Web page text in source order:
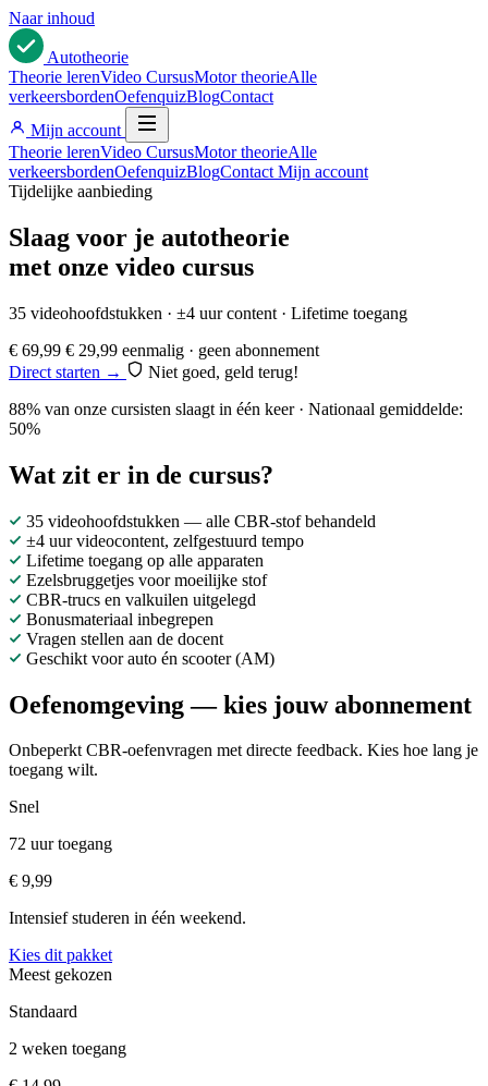
Naar inhoud
Autotheorie
Theorie lerenVideo CursusMotor theorieAlle
verkeersbordenOefenquizBlogContact
Mijn account
Theorie lerenVideo CursusMotor theorieAlle
verkeersbordenOefenquizBlogContact Mijn account
Tijdelijke aanbieding
Slaag voor je autotheorie
met onze video cursus
35 videohoofdstukken · ±4 uur content · Lifetime toegang
€ 69,99 € 29,99 eenmalig · geen abonnement
Direct starten →
Niet goed, geld terug!
88% van onze cursisten slaagt in één keer · Nationaal gemiddelde:
50%
Wat zit er in de cursus?
35 videohoofdstukken — alle CBR-stof behandeld
±4 uur videocontent, zelfgestuurd tempo
Lifetime toegang op alle apparaten
Ezelsbruggetjes voor moeilijke stof
CBR-trucs en valkuilen uitgelegd
Bonusmateriaal inbegrepen
Vragen stellen aan de docent
Geschikt voor auto én scooter (AM)
Oefenomgeving — kies jouw abonnement
Onbeperkt CBR-oefenvragen met directe feedback. Kies hoe lang je
toegang wilt.
Snel
72 uur toegang
€ 9,99
Intensief studeren in één weekend.
Kies dit pakket
Meest gekozen
Standaard
2 weken toegang